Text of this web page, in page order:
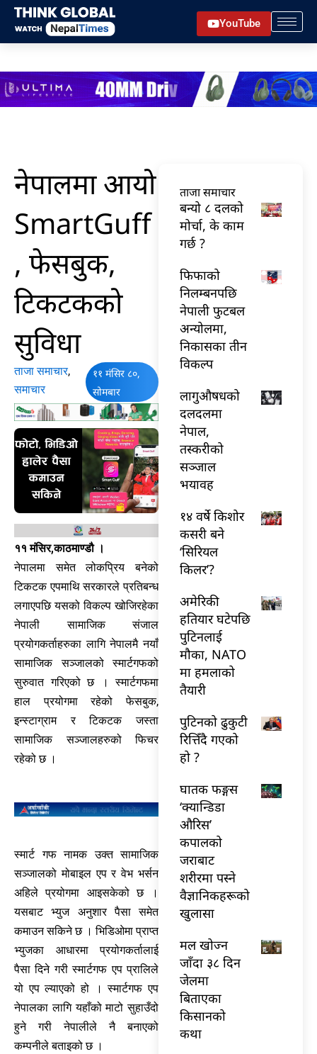
Skip
content
YouTube
नेपालमा आयो
SmartGuff
, फेसबुक,
टिकटकको
सुविधा
ताजा समाचार,
समाचार
११ मंसिर ८०,
सोमबार
११ मंसिर,काठमाण्डौ ।
नेपालमा समेत लोकप्रिय बनेको
टिकटक एपमाथि सरकारले प्रतिबन्ध
लगाएपछि यसको विकल्प खोजिरहेका
नेपाली सामाजिक संजाल
प्रयोगकर्ताहरुका लागि नेपालमै नयाँ
सामाजिक सञ्जालको स्मार्टगफको
सुरुवात गरिएको छ । स्मार्टगफमा
हाल प्रयोगमा रहेको फेसबुक,
इन्स्टाग्राम र टिकटक जस्ता
सामाजिक सञ्जालहरुको फिचर
रहेको छ ।
स्मार्ट गफ नामक उक्त सामाजिक
सञ्जालको मोबाइल एप र वेभ भर्सन
अहिले प्रयोगमा आइसकेको छ ।
यसबाट भ्युज अनुशार पैसा समेत
कमाउन सकिने छ । भिडिओमा प्राप्त
भ्युजका आधारमा प्रयोगकर्तालाई
पैसा दिने गरी स्मार्टगफ एप प्रालिले
यो एप ल्याएको हो । स्मार्टगफ एप
नेपालका लागि यहाँको माटो सुहाउँदो
हुने गरी नेपालीले नै बनाएको
कम्पनीले बताइको छ ।
ताजा समाचार
बन्यो ८ दलको
मोर्चा, के काम
गर्छ ?
फिफाको
निलम्बनपछि
नेपाली फुटबल
अन्योलमा,
निकासका तीन
विकल्प
लागुऔषधको
दलदलमा
नेपाल,
तस्करीको
सञ्जाल
भयावह
१४ वर्षे किशोर
कसरी बने
‘सिरियल
किलर’?
अमेरिकी
हतियार घटेपछि
पुटिनलाई
मौका, NATO
मा हमलाको
तैयारी
पुटिनको ढुकुटी
रित्तिँदै गएको
हो ?
घातक फङ्गस
‘क्यान्डिडा
औरिस’
कपालको
जराबाट
शरीरमा पस्ने
वैज्ञानिकहरूको
खुलासा
मल खोज्न
जाँदा ३८ दिन
जेलमा
बिताएका
किसानको
कथा